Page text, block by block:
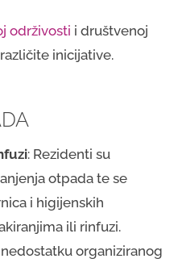
održivosti i društvenoj
inicijative.
: Rezidenti su
otpada te se
i higijenskih
ili rinfuzi.
nedostatku organiziranog